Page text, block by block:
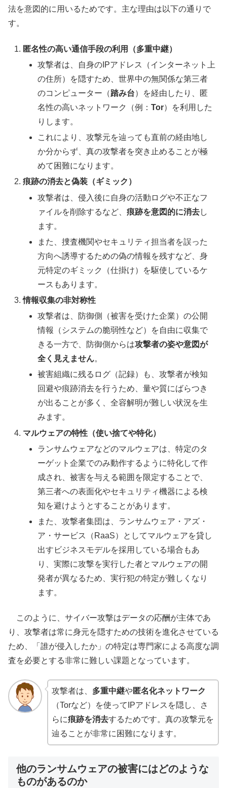
法を意図的に用いるためです。主な理由は以下の通りで
す。
匿名性の高い通信手段の利用（多重中継）
攻撃者は、自身のIPアドレス（インターネット上
の住所）を隠すため、世界中の無関係な第三者
のコンピューター（踏み台）を経由したり、匿
名性の高いネットワーク（例：Tor）を利用した
りします。
これにより、攻撃元を辿っても直前の経由地し
か分からず、真の攻撃者を突き止めることが極
めて困難になります。
痕跡の消去と偽装（ギミック）
攻撃者は、侵入後に自身の活動ログや不正なフ
ァイルを削除するなど、痕跡を意図的に消去し
ます。
また、捜査機関やセキュリティ担当者を誤った
方向へ誘導するための偽の情報を残すなど、身
元特定のギミック（仕掛け）を駆使しているケ
ースもあります。
情報収集の非対称性
攻撃者は、防御側（被害を受けた企業）の公開
情報（システムの脆弱性など）を自由に収集で
きる一方で、防御側からは攻撃者の姿や意図が
全く見えません。
被害組織に残るログ（記録）も、攻撃者が検知
回避や痕跡消去を行うため、量や質にばらつき
が出ることが多く、全容解明が難しい状況を生
みます。
マルウェアの特性（使い捨てや特化）
ランサムウェアなどのマルウェアは、特定のタ
ーゲット企業でのみ動作するように特化して作
成され、被害を与える範囲を限定することで、
第三者への表面化やセキュリティ機器による検
知を避けようとすることがあります。
また、攻撃者集団は、ランサムウェア・アズ・
ア・サービス（RaaS）としてマルウェアを貸し
出すビジネスモデルを採用している場合もあ
り、実際に攻撃を実行した者とマルウェアの開
発者が異なるため、実行犯の特定が難しくなり
ます。
このように、サイバー攻撃はデータの応酬が主体であ
り、攻撃者は常に身元を隠すための技術を進化させている
ため、「誰が侵入したか」の特定は専門家による高度な調
査を必要とする非常に難しい課題となっています。
攻撃者は、 多重中継や匿名化ネットワーク
（Torなど）を使ってIPアドレスを隠し、さ
らに痕跡を消去するためです。真の攻撃元を
辿ることが非常に困難になります。
他のランサムウェアの被害にはどのような
ものがあるのか